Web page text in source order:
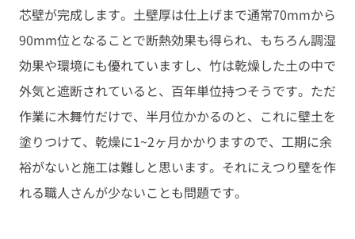
芯壁が完成します。土壁厚は仕上げまで通常70mmから
90mm位となることで断熱効果も得られ、もちろん調湿
効果や環境にも優れていますし、竹は乾燥した土の中で
外気と遮断されていると、百年単位持つそうです。ただ
作業に木舞竹だけで、半月位かかるのと、これに壁土を
塗りつけて、乾燥に1~2ヶ月かかりますので、工期に余
裕がないと施工は難しと思います。それにえつり壁を作
れる職人さんが少ないことも問題です。